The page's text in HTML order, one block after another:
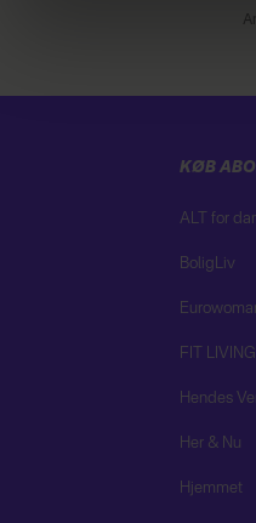
brug af cookies,
KØB
ALT for
BoligLiv
FIT LIVING
Hendes
Her & Nu
Hjemmet